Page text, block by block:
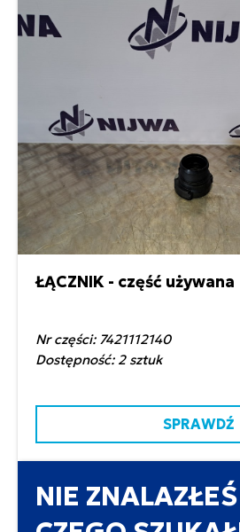
50,00 zł
ŁĄCZNIK - część używana
Nr części: 7421112140
Dostępność: 2 sztuk
SPRAWDŹ
NIE ZNALAZŁEŚ